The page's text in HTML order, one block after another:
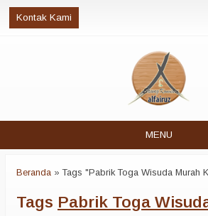
Kontak Kami
MENU
Beranda »Tags "Pabrik Toga Wisuda Murah
Tags Pabrik Toga